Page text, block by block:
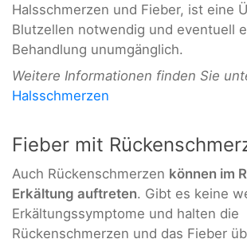
Halsschmerzen und Fieber, ist eine
Blutzellen notwendig und eventuell
Behandlung unumgänglich.
Weitere Informationen finden Sie
Halsschmerzen
Fieber mit
Auch Rückenschmerzen können im
Erkältung auftreten. Gibt es keine
Erkältungssymptome und halten die
Rückenschmerzen und das Fieber